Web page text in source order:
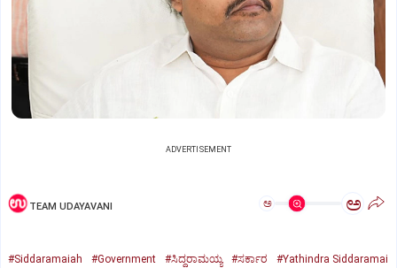
ADVERTISEMENT
TEAM UDAYAVANI ಅ ಅ
#Siddaramaiah #Government #ಸಿದ್ದರಾಮಯ್ಯ #ಸರ್ಕಾರ
#Yathindra Siddaramai